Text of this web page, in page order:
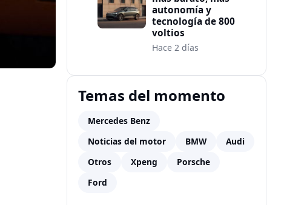
autonomía y
tecnología de 800
voltios
Hace 2 días
Temas del momento
Mercedes Benz
Noticias del motor
BMW
Audi
Otros
Xpeng
Porsche
Ford